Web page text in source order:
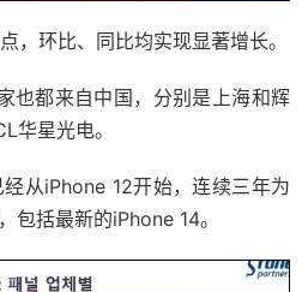
，环比、同比均实现显著增长。
也都来自中国，分别是上海和辉
华星光电。
从iPhone 12开始，连续三年为
包括最新的iPhone 14。